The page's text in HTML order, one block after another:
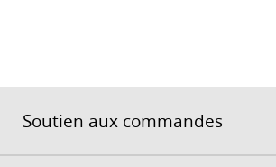
Soutien aux commandes